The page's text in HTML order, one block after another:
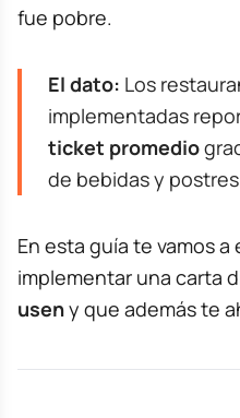
fue pobre.
El dato: Los
implementadas
ticket promedio
de bebidas y
En esta guía te vamos
implementar una carta
useny que además te